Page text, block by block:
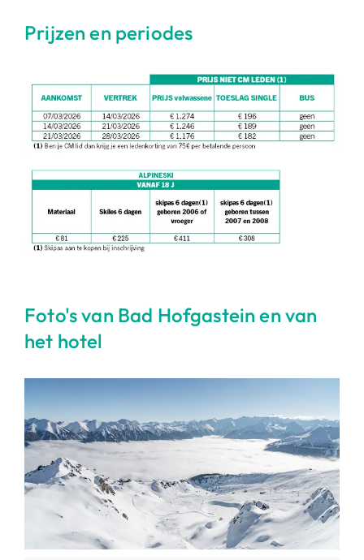
Prijzen en periodes
Foto's van Bad Hofgastein en van
het hotel